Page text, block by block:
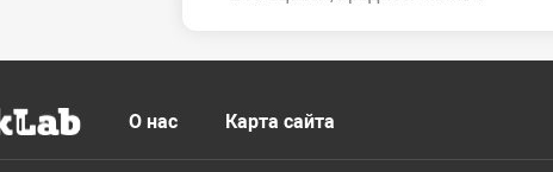
О нас Карта сайта